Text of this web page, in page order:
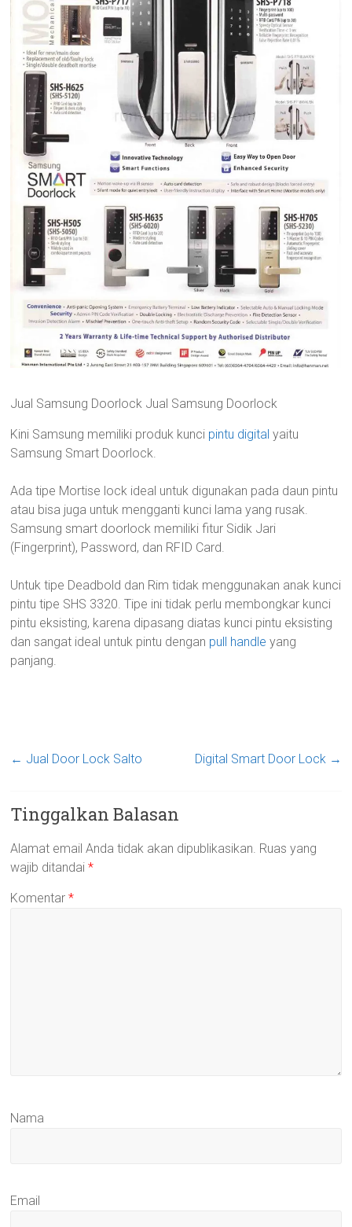
Jual Samsung Doorlock Jual Samsung Doorlock
Kini Samsung memiliki produk kunci pintu digital yaitu
Samsung Smart Doorlock.
Ada tipe Mortise lock ideal untuk digunakan pada daun pintu
atau bisa juga untuk mengganti kunci lama yang rusak.
Samsung smart doorlock memiliki fitur Sidik Jari
(Fingerprint), Password, dan RFID Card.
Untuk tipe Deadbold dan Rim tidak menggunakan anak kunci
pintu tipe SHS 3320. Tipe ini tidak perlu membongkar kunci
pintu eksisting, karena dipasang diatas kunci pintu eksisting
dan sangat ideal untuk pintu dengan pull handle yang
panjang.
← Jual Door Lock Salto Digital Smart Door Lock →
Tinggalkan Balasan
Alamat email Anda tidak akan dipublikasikan. Ruas yang
wajib ditandai*
Komentar*
Nama
Email